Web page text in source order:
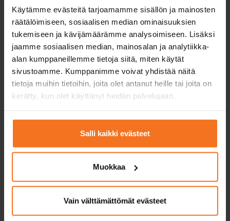
Käytämme evästeitä tarjoamamme sisällön ja mainosten
räätälöimiseen, sosiaalisen median ominaisuuksien
tukemiseen ja kävijämäärämme analysoimiseen. Lisäksi
jaamme sosiaalisen median, mainosalan ja analytiikka-
alan kumppaneillemme tietoja siitä, miten käytät
sivustoamme. Kumppanimme voivat yhdistää näitä
tietoja muihin tietoihin, joita olet antanut heille tai joita on
kerätty, kun olet käyttänyt heidän palvelujaan.
Salli kaikki evästeet
Muokkaa
Vain välttämättömät evästeet
Kurssit kaikkiin moottoripyörä­korttiluokkiin – myös
korotuskurssit.
A1-kevarikortti
A2-moottoripyöräkortti
Palvelut seniorikuljettajille ja muut ajo-oikeuden
ylläpitoon liittyvät koulutukset: mm. ajonäytteet,